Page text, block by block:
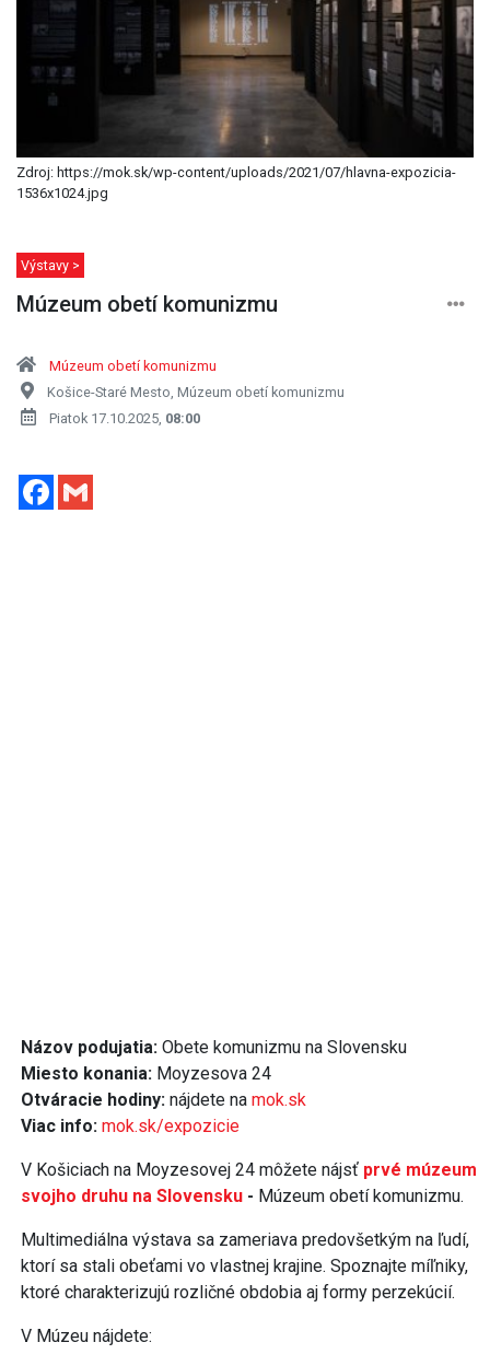
Zdroj: https://mok.sk/wp-content/uploads/2021/07/hlavna-expozicia-
1536x1024.jpg
Výstavy >
Múzeum obetí komunizmu
Múzeum obetí komunizmu
Košice-Staré Mesto, Múzeum obetí komunizmu
Piatok 17.10.2025, 08:00
Facebook
Názov podujatia: Obete komunizmu na Slovensku
Miesto konania: Moyzesova 24
Otváracie hodiny: nájdete na mok.sk
Viac info: mok.sk/expozicie
V Košiciach na Moyzesovej 24 môžete nájsť prvé múzeum
svojho druhu na Slovensku - Múzeum obetí komunizmu.
Multimediálna výstava sa zameriava predovšetkým na ľudí,
ktorí sa stali obeťami vo vlastnej krajine. Spoznajte míľniky,
ktoré charakterizujú rozličné obdobia aj formy perzekúcií.
V Múzeu nájdete: